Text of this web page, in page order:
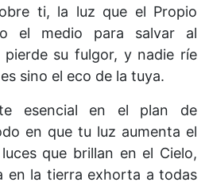
ti, la luz que el Propio
el medio para salvar al
su fulgor, y nadie ríe
sino el eco de la tuya.
esencial en el plan de
en que tu luz aumenta el
que brillan en el Cielo,
en la tierra exhorta a todas